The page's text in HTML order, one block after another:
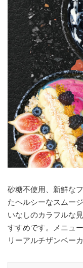
砂糖不使用、新鮮な
たヘルシーなスムー
いなしのカラフルな
すすめです。メニュ
リーアルチザンベー